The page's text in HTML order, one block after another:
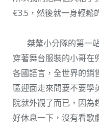
€3.5，然後就一身輕鬆
桀驁小分隊的第一站
穿著舞台服裝的小哥在
各國語言，全世界的銷
區迎面走來問要不要學
院就外觀了而已，因為
好休息一下，沒有看歌